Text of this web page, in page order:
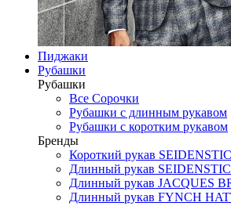
Пиджаки
Рубашки
Рубашки
Все Сорочки
Рубашки с длинным рукавом
Рубашки с коротким рукавом
Бренды
Короткий рукав
Длинный рукав
Длинный рукав JAСQUES
Длинный рукав FYNCH